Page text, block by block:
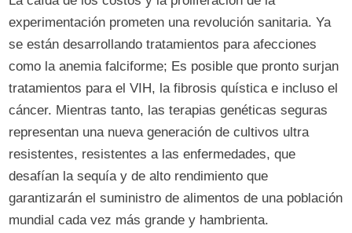
experimentación prometen una revolución sanitaria. Ya
se están desarrollando tratamientos para afecciones
como la anemia falciforme; Es posible que pronto surjan
tratamientos para el VIH, la fibrosis quística e incluso el
cáncer. Mientras tanto, las terapias genéticas seguras
representan una nueva generación de cultivos ultra
resistentes, resistentes a las enfermedades, que
desafían la sequía y de alto rendimiento que
garantizarán el suministro de alimentos de una población
mundial cada vez más grande y hambrienta.